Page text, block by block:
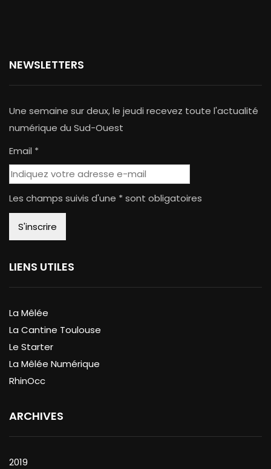
NEWSLETTERS
Une semaine sur deux, le jeudi recevez toute l'actualité
numérique du Sud-Ouest
Email *
Les champs suivis d'une * sont obligatoires
LIENS UTILES
La Mêlée
La Cantine Toulouse
Le Starter
La Mêlée Numérique
RhinOcc
ARCHIVES
2019